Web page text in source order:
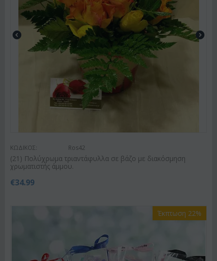
ΚΩΔΙΚΟΣ: Ros42
(21) Πολύχρωμα τριαντάφυλλα σε βάζο με διακόσμηση
χρωματιστής άμμου.
€34.99
Έκπτωση 22%